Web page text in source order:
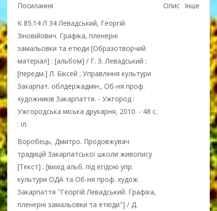
Посилання
Опис Інше
К 85.14 Л 34 Левадський, Георгій
Зіновійович. Графіка, пленерні
замальовки та етюди [Образотворчий
матеріал] : [альбом] / Г. З. Левадський ;
[передм.] Л. Біксей ; Управління культури
Закарпат. облдержадмін., Об-ня проф.
художників Закарпаття. - Ужгород :
Ужгородська міська друкарня, 2010. - 48 с.
: іл.
Воробець, Дмитро. Продовжувач
традицій Закарпатської школи живопису
[Текст] : [вихід альб. під егідою упр.
культури ОДА та Об-ня проф. худож.
Закарпаття "Георгій Левадський. Графіка,
пленерні замальовки та етюди"] / Д.